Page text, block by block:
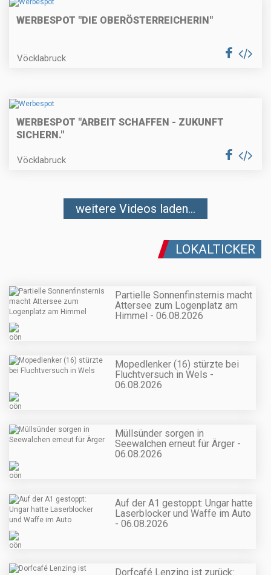
WERBESPOT "DIE OBERÖSTERREICHERIN"
Vöcklabruck
WERBESPOT "ARBEIT SCHAFFEN - ZUKUNFT
SICHERN."
Vöcklabruck
weitere Videos laden...
LOKALTICKER
Partielle Sonnenfinsternis macht
Attersee zum Logenplatz am
Himmel - 06.08.2026
Mopedlenker (16) stürzte bei
Fluchtversuch in Wels -
06.08.2026
Müllsünder sorgen in
Seewalchen erneut für Ärger -
06.08.2026
Auf der A1 gestoppt: Ungar hatte
Laserblocker und Waffe im Auto
- 06.08.2026
Dorfcafé Lenzing ist zurück: